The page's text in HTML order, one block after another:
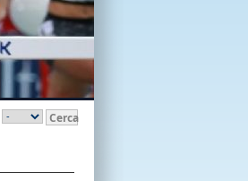
Cerca